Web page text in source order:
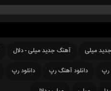
میلی آهنگ جدید میلی - دلال
رپ دانلود آهنگ رپ دانلود رپ